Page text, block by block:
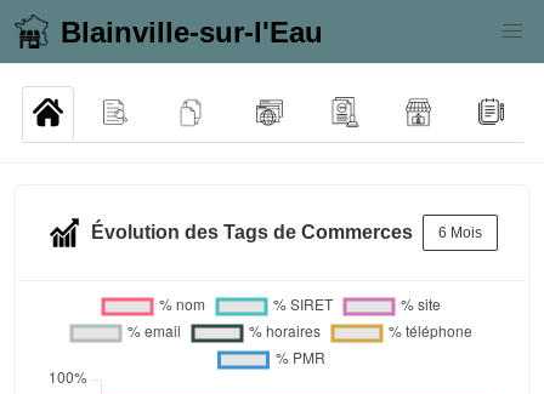
Blainville-sur-l'Eau
Évolution des Tags de Commerces 6 Mois